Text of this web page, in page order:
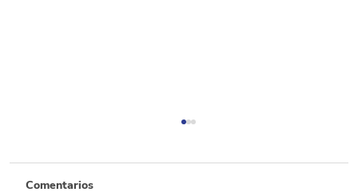
Comentarios